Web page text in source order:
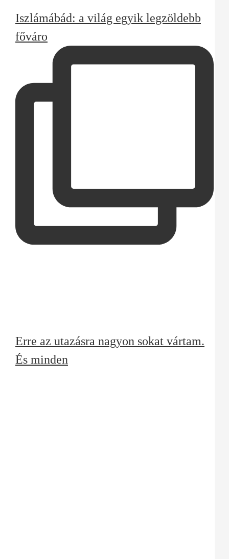
Iszlámábád: a világ egyik legzöldebb
főváro
Erre az utazásra nagyon sokat vártam.
És minden